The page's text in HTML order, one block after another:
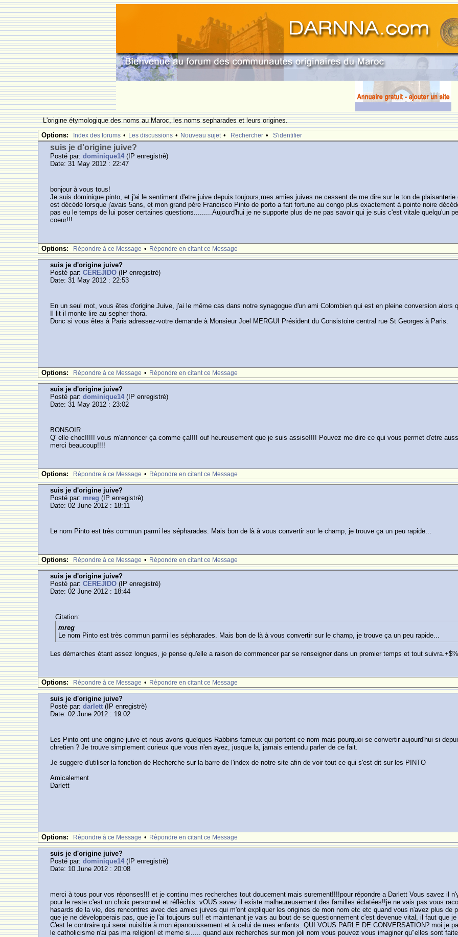
L'origine étymologique des noms au Maroc, les noms sepharades et leurs origines.
Options:
Index des forums • Les discussions • Nouveau sujet • Rechercher • S'identifier
suis je d'origine juive?
Posté par:dominique14 (IP enregistrè)
Date: 31 May 2012 : 22:47
bonjour à vous tous!
Je suis dominique pinto, et j'ai le sentiment d'etre juive depuis toujours,mes amies juives ne cessent de me dire sur le ton de
est décédé lorsque j'avais 5ans, et mon grand pére Francisco Pinto de porto a fait fortune au congo plus exactement à pointe noire
pas eu le temps de lui poser certaines questions.........Aujourd'hui je ne supporte plus de ne pas savoir qui je suis c'est vitale quelqu'un
coeur!!!
Options: Rèpondre à ce Message • Rèpondre en citant ce Message
suis je d'origine juive?
Posté par:CEREJIDO (IP enregistrè)
Date: 31 May 2012 : 22:53
En un seul mot, vous êtes d'origine Juive, j'ai le même cas dans notre synagogue d'un ami Colombien qui est en pleine conversion alors
Il lit il monte lire au sepher thora.
Donc si vous êtes à Paris adressez-votre demande à Monsieur Joel MERGUI Président du Consistoire central rue St Georges à Paris.
Options: Rèpondre à ce Message • Rèpondre en citant ce Message
suis je d'origine juive?
Posté par:dominique14 (IP enregistrè)
Date: 31 May 2012 : 23:02
BONSOIR
Q' elle choc!!!!! vous m'annoncer ça comme ça!!!! ouf heureusement que je suis assise!!!! Pouvez me dire ce qui vous permet d'etre
merci beaucoup!!!!
Options: Rèpondre à ce Message • Rèpondre en citant ce Message
suis je d'origine juive?
Posté par: mreg (IP enregistrè)
Date: 02 June 2012 : 18:11
Le nom Pinto est très commun parmi les sépharades. Mais bon de là à vous convertir sur le champ, je trouve ça un peu rapide...
Options: Rèpondre à ce Message • Rèpondre en citant ce Message
suis je d'origine juive?
Posté par:CEREJIDO (IP enregistrè)
Date: 02 June 2012 : 18:44
Citation:
mreg
Le nom Pinto est très commun parmi les sépharades. Mais bon de là à vous convertir sur le champ, je trouve ça un peu rapide...
Les démarches étant assez longues, je pense qu'elle a raison de commencer par se renseigner dans un premier temps et tout
Options: Rèpondre à ce Message • Rèpondre en citant ce Message
suis je d'origine juive?
Posté par:darlett (IP enregistrè)
Date: 02 June 2012 : 19:02
Les Pinto ont une origine juive et nous avons quelques Rabbins fameux qui portent ce nom mais pourquoi se convertir aujourd'hui si
chretien ? Je trouve simplement curieux que vous n'en ayez, jusque la, jamais entendu parler de ce fait.
Je suggere d'utiliser la fonction de Recherche sur la barre de l'index de notre site afin de voir tout ce qui s'est dit sur les PINTO
Amicalement
Darlett
Options: Rèpondre à ce Message • Rèpondre en citant ce Message
suis je d'origine juive?
Posté par:dominique14 (IP enregistrè)
Date: 10 June 2012 : 20:08
merci à tous pour vos réponses!!! et je continu mes recherches tout doucement mais surement!!!!pour répondre a Darlett Vous savez il
pour le reste c'est un choix personnel et réfléchis. vOUS savez il existe malheureusement des familles éclatées!!je ne vais pas vous
hasards de la vie, des rencontres avec des amies juives qui m'ont expliquer les origines de mon nom etc etc quand vous n'avez plus de
que je ne développerais pas, que je l'ai toujours su!! et maintenant je vais au bout de se questionnement c'est devenue vital, il faut que
C'est le contraire qui serai nuisible à mon épanouissement et à celui de mes enfants. QUI VOUS PARLE DE CONVERSATION? moi je
le catholicisme n'ai pas ma religion! et meme si..... quand aux recherches sur mon joli nom vous pouvez vous imaginer qu"elles sont